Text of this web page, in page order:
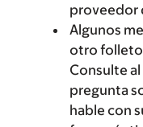
proveedor
Algunos
otro folleto
Consulte
pregunta
hable con